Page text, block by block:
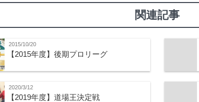
関連記事
2015/10/20
【2015年度】後期プロリーグ
2020/3/12
【2019年度】道場王決定戦